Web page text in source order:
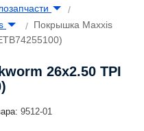
Покрышка Maxxis
26x2.50 TPI
9512-01